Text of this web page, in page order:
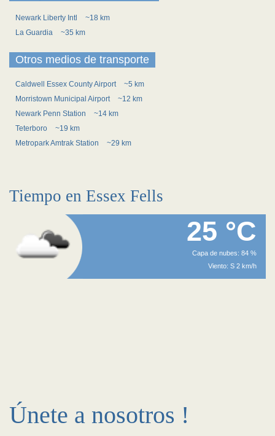
Newark Liberty Intl
~18 km
La Guardia
~35 km
Otros medios de transporte
Caldwell Essex County Airport
~5 km
Morristown Municipal Airport
~12 km
Newark Penn Station
~14 km
Teterboro
~19 km
Metropark Amtrak Station
~29 km
Tiempo en Essex Fells
25 °C
Capa de nubes: 84 %
Viento: S 2 km/h
Únete a nosotros !